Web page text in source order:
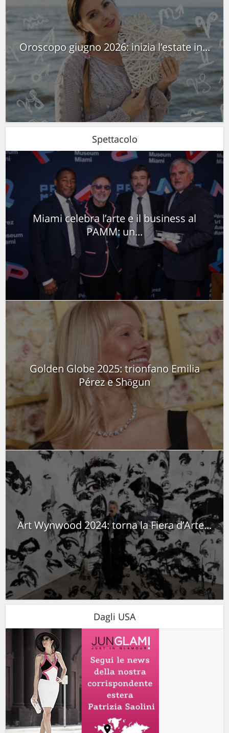
Oroscopo giugno 2026: inizia l’estate in...
Spettacolo
Miami celebra l’arte e il business al
PAMM: un...
Golden Globe 2025: trionfano Emilia
Pérez e Shōgun
Art Wynwood 2024: torna la Fiera d’Arte...
Dagli USA